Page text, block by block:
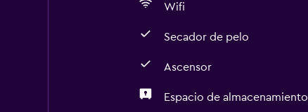
Wifi
Secador de pelo
Ascensor
Espacio de almacenamiento